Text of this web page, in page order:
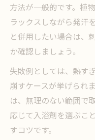
方法が一般的です。植
ラックスしながら発汗
と併用したい場合は、
か確認しましょう。
失敗例としては、熱す
崩すケースが挙げられ
は、無理のない範囲で
応じて入浴剤を選ぶこ
すコツです。